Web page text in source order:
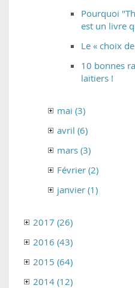
Pourquoi
est un livre
Le « choix
10 bonnes
laitiers !
mai (3)
avril (6)
mars (3)
Février (2)
janvier (1)
2017 (26)
2016 (43)
2015 (64)
2014 (12)